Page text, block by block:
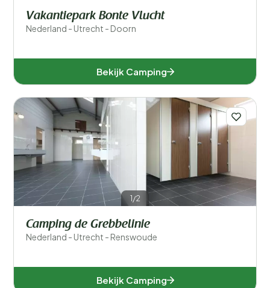
Vakantiepark Bonte Vlucht
Nederland - Utrecht - Doorn
Bekijk Camping
1/2
Camping de Grebbelinie
Nederland - Utrecht - Renswoude
Bekijk Camping